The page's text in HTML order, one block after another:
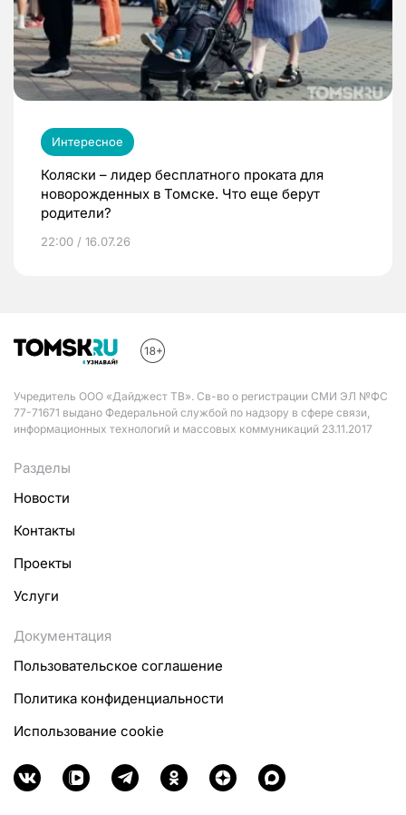
Интересное
Коляски – лидер бесплатного проката для
новорожденных в Томске. Что еще берут
родители?
22:00 / 16.07.26
Учредитель ООО «Дайджест ТВ». Св-во о регистрации СМИ ЭЛ №ФС
77-71671 выдано Федеральной службой по надзору в сфере связи,
информационных технологий и массовых коммуникаций 23.11.2017
Разделы
Новости
Контакты
Проекты
Услуги
Документация
Пользовательское соглашение
Политика конфиденциальности
Использование cookie